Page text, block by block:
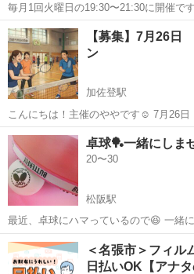
毎月1回火曜日の19:30〜21:30に開催で
より曜日変更の可能性もあります） そ
せて楽しくやってます。 今は人数が少
してもっと楽しくやりた...
三重 伊勢市 宇治山田駅 フッ
エンジョイフットサル
【募集】7月26
ン
加佐登駅
こんにちは！主催のややです☺ 7月26日
しくバドミントンをしませんか？ （途
す！） 場所 鈴鹿市西部体育館 料金 900円 ​＼ ✨新規メンバ
者さん...
三重 鈴鹿市 加佐登駅 バド
卓球🏓一緒にしま
20〜30
松阪駅
最近、卓球にハマっているので😆 一緒
✨ 初心者歓迎です！🔰 場所は基本、松
す！
三重 松阪市 松阪駅
＜名張市＞フィル
日払いOK【アナ